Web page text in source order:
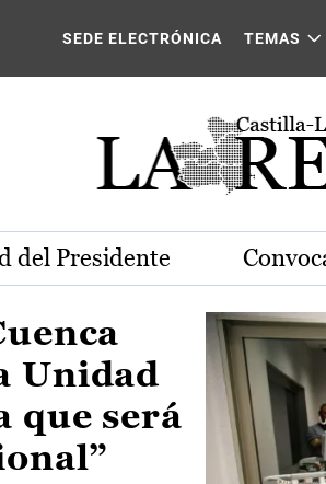
Castilla-La
SEDE ELECTRÓNICA TEMAS
del Presidente
Unidad
que será